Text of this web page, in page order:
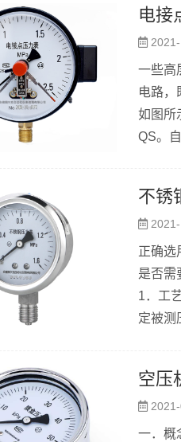
注油润
电接
一些高
电路，
如图所
QS。
中间继
不锈
正确选
是否需
1．工
定被测
大允许
更换准
空压
一．概